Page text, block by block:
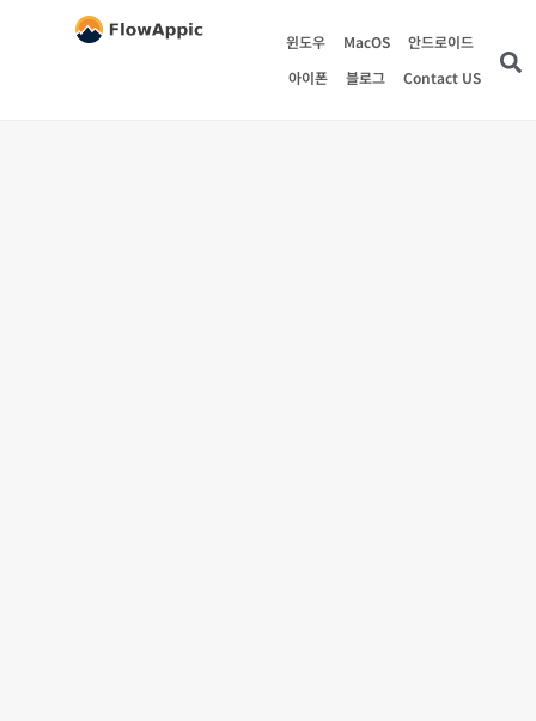
윈도우 MacOS
안드로이드
아이폰
블로그 Contact US